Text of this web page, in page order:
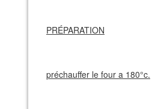
PRÉPARATION
préchauffer le four a 180°c.